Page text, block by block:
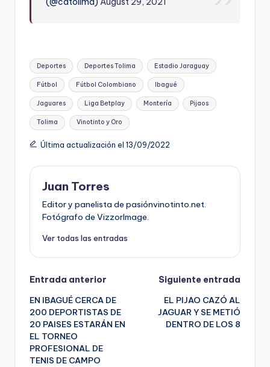
Etiquetas:
Deportes Deportes Tolima Estadio Jaraguay
Fútbol Fútbol Colombiano Ibagué
Jaguares Liga Betplay Montería Pijaos
Tolima Vinotinto y Oro
Última actualización el 13/09/2022
Juan Torres
Editor y panelista de pasiónvinotinto.net.
Fotógrafo de VizzorImage.
Ver todas las entradas
Navegación
de
entradas
Entrada anterior
EN IBAGUÉ CERCA DE
200 DEPORTISTAS DE
20 PAISES ESTARÁN EN
EL TORNEO
PROFESIONAL DE
TENIS DE CAMPO
Siguiente entrada
EL PIJAO CAZÓ AL
JAGUAR Y SE METIÓ
DENTRO DE LOS 8